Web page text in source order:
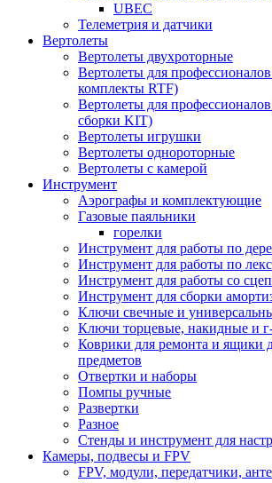
UBEC
Телеметрия и датчики
Вертолеты
Вертолеты двухроторные
Вертолеты для
комплекты RTF)
Вертолеты для
сборки KIT)
Вертолеты игрушки
Вертолеты однороторные
Вертолеты с камерой
Инструмент
Аэрографы и комплектующие
Газовые паяльники
горелки
Инструмент для работы по
Инструмент для работы по
Инструмент для работы со
Инструмент для сборки
Ключи свечные и
Ключи торцевые, накидные и
Коврики для ремонта и ящики
предметов
Отвертки и наборы
Помпы ручные
Развертки
Разное
Стенды и инструмент для
Камеры, подвесы и FPV
FPV, модули, передатчики,